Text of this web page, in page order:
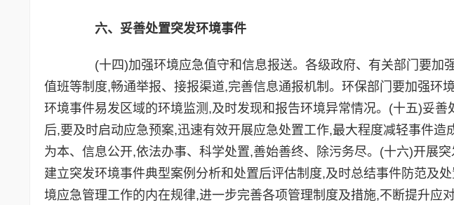
六、妥善处置突发环境事件
(十四)加强环境应急值守和信息报送。各级政府、有关部门要加
值班等制度,畅通举报、接报渠道,完善信息通报机制。环保部门要加强环
环境事件易发区域的环境监测,及时发现和报告环境异常情况。(十五)妥
后,要及时启动应急预案,迅速有效开展应急处置工作,最大程度减轻事件造
为本、信息公开,依法办事、科学处置,善始善终、除污务尽。(十六)开展
建立突发环境事件典型案例分析和处置后评估制度,及时总结事件防范及
境应急管理工作的内在规律,进一步完善各项管理制度及措施,不断提升应